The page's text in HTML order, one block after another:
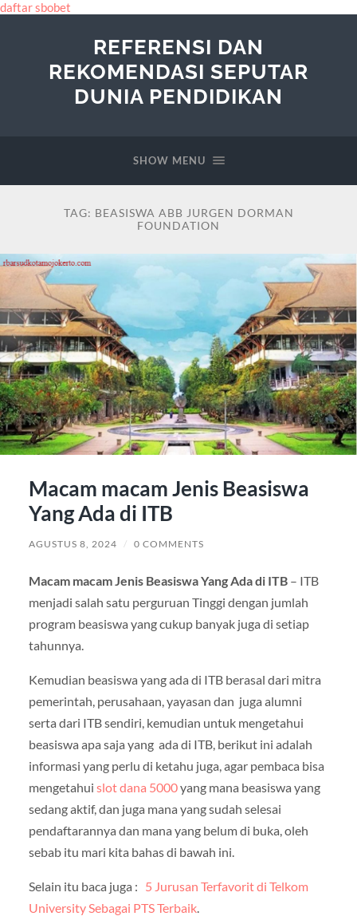
daftar sbobet
REFERENSI DAN
REKOMENDASI SEPUTAR
DUNIA PENDIDIKAN
SHOW MENU
TAG: BEASISWA ABB JURGEN DORMAN
FOUNDATION
Macam macam Jenis Beasiswa
Yang Ada di ITB
AGUSTUS 8, 2024 / 0 COMMENTS
Macam macam Jenis Beasiswa Yang Ada di ITB– ITB
menjadi salah satu perguruan Tinggi dengan jumlah
program beasiswa yang cukup banyak juga di setiap
tahunnya.
Kemudian beasiswa yang ada di ITB berasal dari mitra
pemerintah, perusahaan, yayasan dan juga alumni
serta dari ITB sendiri, kemudian untuk mengetahui
beasiswa apa saja yang ada di ITB, berikut ini adalah
informasi yang perlu di ketahu juga, agar pembaca bisa
mengetahui slot dana 5000yang mana beasiswa yang
sedang aktif, dan juga mana yang sudah selesai
pendaftarannya dan mana yang belum di buka, oleh
sebab itu mari kita bahas di bawah ini.
Selain itu baca juga : 5 Jurusan Terfavorit di Telkom
University Sebagai PTS Terbaik.